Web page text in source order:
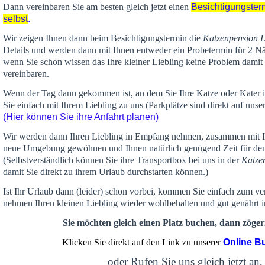
Dann vereinbaren Sie am besten gleich jetzt einen
selbst.
Wir zeigen Ihnen dann beim Besichtigungstermin die Katzenpension
Details und werden dann mit Ihnen entweder ein Probetermin für 2
wenn Sie schon wissen das Ihre kleiner Liebling keine Problem
vereinbaren.
Wenn der Tag dann gekommen ist, an dem Sie Ihre Katze oder
Sie einfach mit Ihrem Liebling zu uns (Parkplätze sind direkt auf
(Hier können Sie ihre Anfahrt planen)
Wir werden dann Ihren Liebling in Empfang nehmen, zusammen mit
neue Umgebung gewöhnen und Ihnen natürlich genügend Zeit für
(Selbstverständlich können Sie ihre Transportbox bei uns in der
damit Sie direkt zu ihrem Urlaub durchstarten können.)
Ist Ihr Urlaub dann (leider) schon vorbei, kommen Sie einfach zum
nehmen Ihren kleinen Liebling wieder wohlbehalten und gut genährt
Sie möchten gleich einen Platz buchen, dann
Klicken Sie direkt auf den Link zu unsererOnline
oder Rufen Sie uns gleich jetzt an,